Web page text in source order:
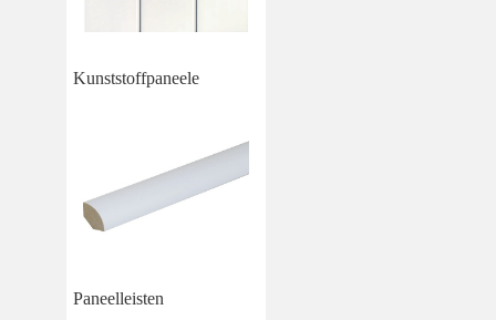
Kunststoffpaneele
Paneelleisten